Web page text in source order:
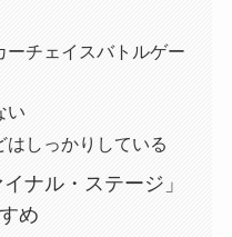
ーチェイスバトルゲー
い
しっかりしている
ナル・ステージ」
め